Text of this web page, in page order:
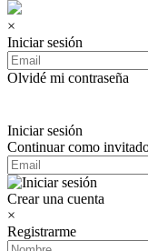
×
Iniciar sesión
Olvidé mi contraseña
Iniciar sesión
Continuar como
Crear una cuenta
×
Registrarme